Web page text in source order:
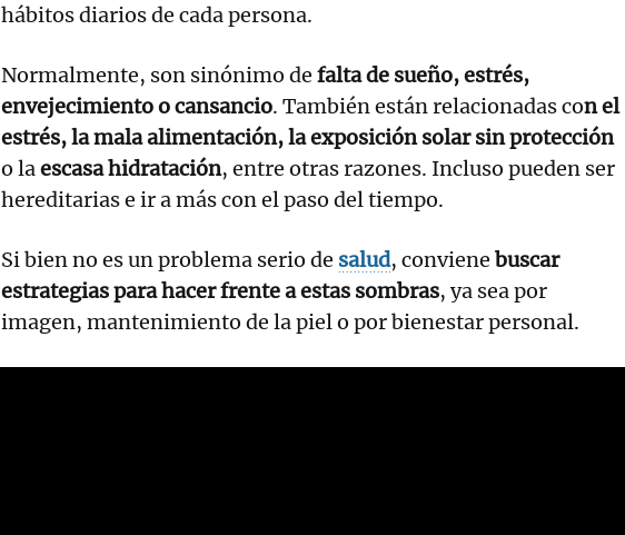
hábitos diarios de cada persona.
Normalmente, son sinónimo de falta de sueño, estrés,
envejecimiento o cansancio. También están relacionadas con el
estrés, la mala alimentación, la exposición solar sin protección
o laescasa hidratación, entre otras razones. Incluso pueden ser
hereditarias e ir a más con el paso del tiempo.
Si bien no es un problema serio de salud, conviene buscar
estrategias para hacer frente a estas sombras, ya sea por
imagen, mantenimiento de la piel o por bienestar personal.